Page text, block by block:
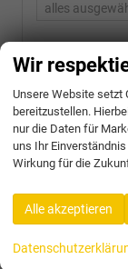
alles
Einparkhilfe
alles
Bluetooth
Sitzheizung
LED-
Wir
Unsere Website setzt
bereitzustellen.
nur die Daten für
uns Ihr
Wirkung für die
Alle akzeptieren